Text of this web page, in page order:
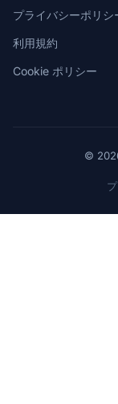
プライバシーポリシ
利用規約
Cookie ポリシー
©